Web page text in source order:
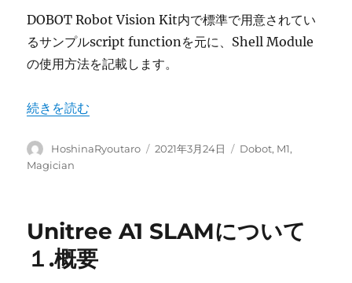
DOBOT Robot Vision Kit内で標準で用意されてい
るサンプルscript functionを元に、Shell Module
の使用方法を記載します。
“[DOBOT Robot Vision Kit]Shell Moduleの使用方法”
続きを読む
投
稿
HoshinaRyoutaro
投
2021年3月24日
カ
Dobot, M1,
Magician
Unitree A1 SLAMについて
１.概要